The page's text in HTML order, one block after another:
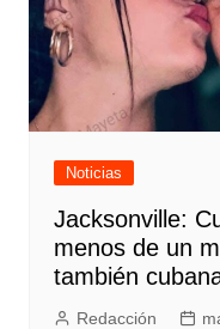
Noticias
Jacksonville:
menos de un
también
Redacción